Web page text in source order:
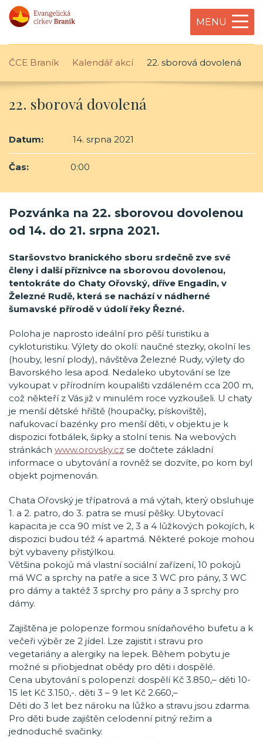
MENU
ČCE Braník Kalendář akcí 22. sborová dovolená
22. sborová dovolená
Datum: 14. srpna 2021
Čas: 0:00
Pozvánka na 22. sborovou dovolenou
od 14. do 21. srpna 2021.
Staršovstvo branického sboru srdečně zve své
členy i další příznivce na sborovou dovolenou,
tentokráte do Chaty Ořovský, dříve Engadin, v
Železné Rudě, která se nachází v nádherné
šumavské přírodě v údolí řeky Řezné.
Poloha je naprosto ideální pro pěší turistiku a
cykloturistiku. Výlety do okolí: naučné stezky, okolní les
(houby, lesní plody), návštěva Železné Rudy, výlety do
Bavorského lesa apod. Nedaleko ubytování se lze
vykoupat v přírodním koupališti vzdáleném cca 200 m,
což někteří z Vás již v minulém roce vyzkoušeli. U chaty
je menší dětské hřiště (houpačky, pískoviště),
nafukovací bazénky pro menší děti, v objektu je k
dispozici fotbálek, šipky a stolní tenis. Na webových
stránkách www.orovsky.cz se dočtete základní
informace o ubytování a rovněž se dozvíte, po kom byl
objekt pojmenován.
Chata Ořovský je třípatrová a má výtah, který obsluhuje
1. a 2. patro, do 3. patra se musí pěšky. Ubytovací
kapacita je cca 90 míst ve 2, 3 a 4 lůžkových pokojích, k
dispozici budou též 4 apartmá. Některé pokoje mohou
být vybaveny přistýlkou.
Většina pokojů má vlastní sociální zařízení, 10 pokojů
má WC a sprchy na patře a sice 3 WC pro pány, 3 WC
pro dámy a taktéž 3 sprchy pro pány a 3 sprchy pro
dámy.
Zajištěna je polopenze formou snídaňového bufetu a k
večeři výběr ze 2 jídel. Lze zajistit i stravu pro
vegetariány a alergiky na lepek. Během pobytu je
možné si přiobjednat obědy pro děti i dospělé.
Cena ubytování s polopenzí: dospělí Kč 3.850,– děti 10-
15 let Kč 3.150,-. děti 3 – 9 let Kč 2.660,–
Děti do 3 let bez nároku na lůžko a stravu jsou zdarma.
Pro děti bude zajištěn celodenní pitný režim a
jednoduché svačinky.